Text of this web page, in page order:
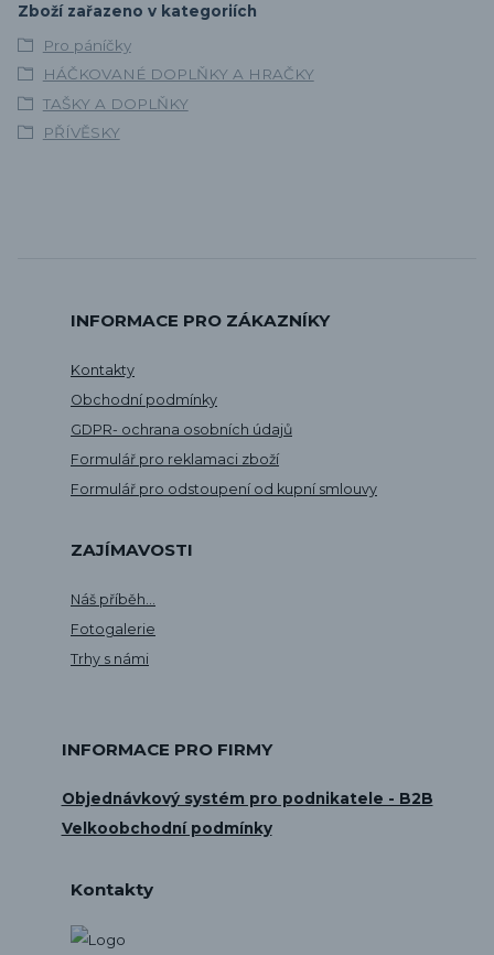
Zboží zařazeno v kategoriích
Pro páníčky
HÁČKOVANÉ DOPLŇKY A HRAČKY
TAŠKY A DOPLŇKY
PŘÍVĚSKY
INFORMACE PRO ZÁKAZNÍKY
Kontakty
Obchodní podmínky
GDPR- ochrana osobních údajů
Formulář pro reklamaci zboží
Formulář pro odstoupení od kupní smlouvy
ZAJÍMAVOSTI
Náš příběh...
Fotogalerie
Trhy s námi
INFORMACE PRO FIRMY
Objednávkový systém pro podnikatele - B2B
Velkoobchodní podmínky
Kontakty